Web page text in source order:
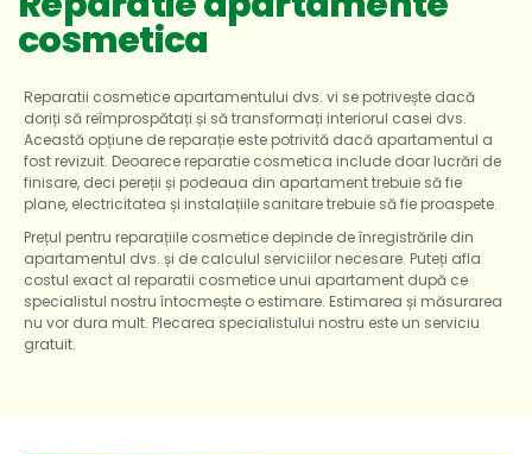
cosmetica
Reparatii cosmetice apartamentului dvs. vi se potrivește dacă
doriți să reîmprospătați și să transformați interiorul casei dvs.
Această opțiune de reparație este potrivită dacă apartamentul a
fost revizuit. Deoarece reparatie cosmetica include doar lucrări de
finisare, deci pereții și podeaua din apartament trebuie să fie
plane, electricitatea și instalațiile sanitare trebuie să fie proaspete.
Prețul pentru reparațiile cosmetice depinde de înregistrările din
apartamentul dvs. și de calculul serviciilor necesare. Puteți afla
costul exact al reparatii cosmetice unui apartament după ce
specialistul nostru întocmește o estimare. Estimarea și măsurarea
nu vor dura mult. Plecarea specialistului nostru este un serviciu
gratuit.